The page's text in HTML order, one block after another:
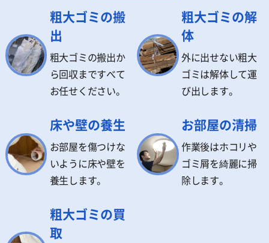
粗大ゴミの搬
出
粗大ゴミの搬出か
ら回収まですべて
お任せください。
粗大ゴミの解
体
外に出せない粗大
ゴミは解体して運
び出します。
床や壁の養生
お部屋を傷つけな
いように床や壁を
養生します。
お部屋の清掃
作業後はホコリや
ゴミ屑を綺麗に掃
除します。
粗大ゴミの買
取